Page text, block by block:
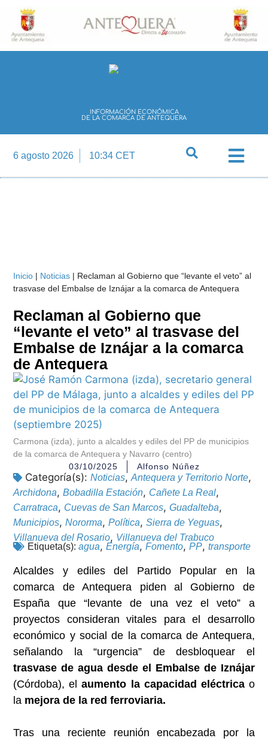
INFORMACIÓN ECONÓMICA
DE LA COMARCA DE ANTEQUERA
6 agosto 2026 10:34 CET
Inicio | Noticias | Reclaman al Gobierno que “levante el veto” al
trasvase del Embalse de Iznájar a la comarca de Antequera
Reclaman al Gobierno que
“levante el veto” al trasvase del
Embalse de Iznájar a la comarca
de Antequera
Carmona (izda), junto a alcaldes y ediles del PP de municipios
de la comarca de Antequera y Navarro (centro)
03/10/2025
Alfonso Núñez
Categoría(s):Noticias, Antequera y Territorio Norte,
Archidona, Bobadilla Estación, Cañete La Real,
Carratraca, Cuevas de San Marcos, Guadalteba,
Municipios, Nororma, Política, Sierra de Yeguas,
Villanueva del Rosario, Villanueva del Trabuco
Etiqueta(s):agua, Energía, Fomento, PP, transporte
Alcaldes y ediles del Partido Popular en la
comarca de Antequera piden al Gobierno de
España que “levante de una vez el veto” a
proyectos consideran vitales para el desarrollo
económico y social de la comarca de Antequera,
señalando la “urgencia” de desbloquear el
trasvase de agua desde el Embalse de Iznájar
(Córdoba), el aumento la capacidad eléctrica o
la mejora de la red ferroviaria.
Tras una reciente reunión encabezada por la